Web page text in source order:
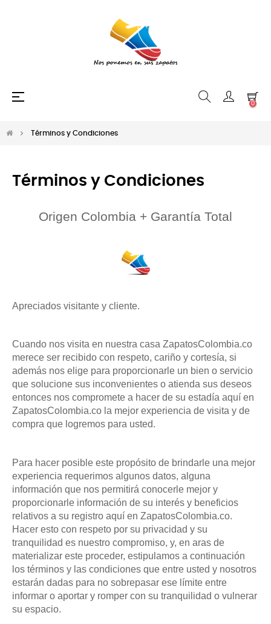
Navegación
☰
0
Términos y Condiciones
Términos y Condiciones
Origen Colombia + Garantía Total
Apreciados visitante y cliente.
Cuando nos visita en nuestra casa ZapatosColombia.co
merece ser recibido con respeto, cariño y cortesía, si
además nos elige para proporcionarle un bien o servicio
que solucione sus inconvenientes o atienda sus deseos
entonces nos compromete a hacer de su estadía aquí en
ZapatosColombia.co la mejor experiencia de visita y de
compra que logremos para usted.
Para hacer posible este propósito de brindarle una mejor
experiencia requerimos algunos datos, alguna
información que nos permitirá conocerle mejor y
proporcionarle información de su interés y beneficios
relativos a su registro aquí en ZapatosColombia.co.
Hacer esto con respeto por su privacidad y su
tranquilidad es nuestro compromiso, y, en aras de
materializar este proceder, estipulamos a continuación
los términos y las condiciones que entre usted y nosotros
estarán dadas para no sobrepasar ese límite entre
informar o aportar y romper con su tranquilidad o vulnerar
su espacio.